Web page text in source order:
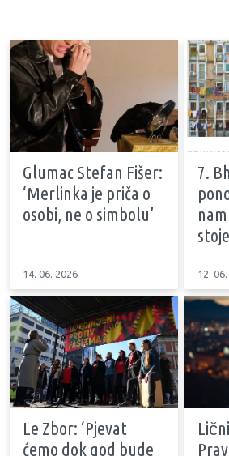
Glumac Stefan Fišer:
‘Merlinka je priča o
osobi, ne o simbolu’
14. 06. 2026
7.
12.
Le Zbor: ‘Pjevat
ćemo dok god bude